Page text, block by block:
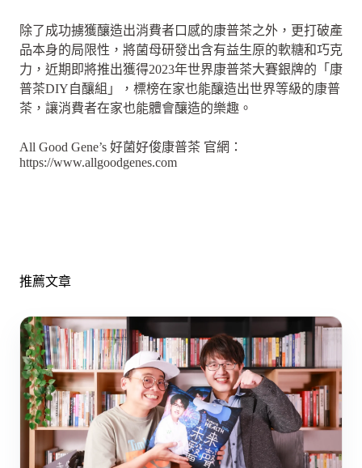
除了成功擄獲釀造出消費者口感的康普茶之外，更打破產
品本身的局限性，將菌母研發出含有益生原的軟糖和巧克
力，近期即將推出獲得2023年世界康普茶大賽銀牌的「康
普茶DIY自釀組」，標榜在家也能釀造出世界等級的康普
茶，讓消費者在家也能體會釀造的樂趣。
All Good Gene’s 好菌好俊康普茶 官網：
https://www.allgoodgenes.com
推薦文章